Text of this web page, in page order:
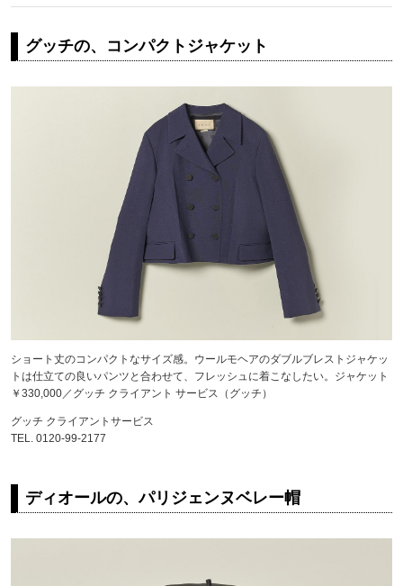
グッチの、コンパクトジャケット
ショート丈のコンパクトなサイズ感。ウールモヘアのダブルブレストジャケッ
トは仕立ての良いパンツと合わせて、フレッシュに着こなしたい。ジャケット
￥330,000／グッチ クライアント サービス（グッチ）
グッチ クライアントサービス
TEL. 0120-99-2177
ディオールの、パリジェンヌベレー帽